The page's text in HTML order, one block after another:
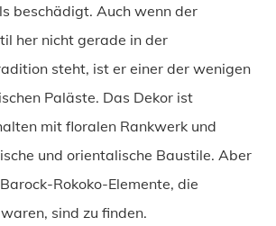
beschädigt. Auch wenn der
her nicht gerade in der
steht, ist er einer der wenigen
Paläste. Das Dekor ist
mit floralen Rankwerk und
und orientalische Baustile. Aber
Rokoko-Elemente, die
sind zu finden.